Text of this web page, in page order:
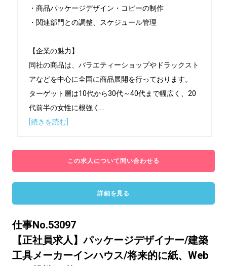
・商品パッケージデザイン・コピーの制作
・関連部門との調整、スケジュール管理
【企業の魅力】
同社の商品は、バラエティーショップやドラックスト
アなどを中心に全国に商品展開を行っております。
ターゲット層は10代から30代～40代まで幅広く、20
代前半の女性に根強く
[続きを読む]
この求人について問い合わせる
詳細を見る
仕事No.53097
【正社員求人】パッケージデザイナー/建築
工具メーカーインハウス/将来的に紙、Web